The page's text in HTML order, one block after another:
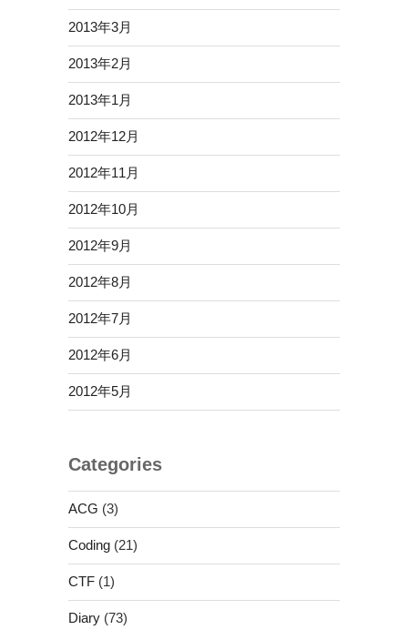
2013年3月
2013年2月
2013年1月
2012年12月
2012年11月
2012年10月
2012年9月
2012年8月
2012年7月
2012年6月
2012年5月
Categories
ACG (3)
Coding(21)
CTF(1)
Diary(73)